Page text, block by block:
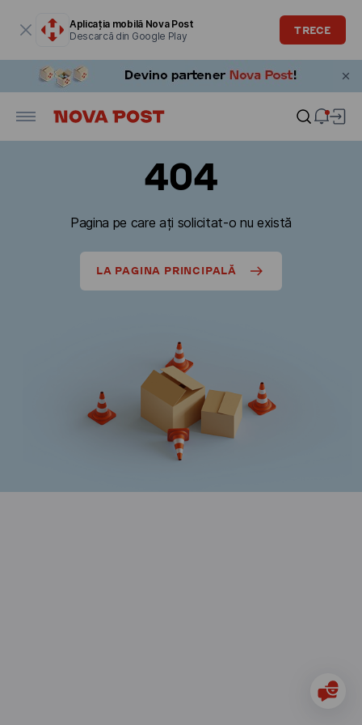
Aplicația mobilă Nova Post
Descarcă din Google Play
TRECE
404
Pagina pe care ați solicitat-o nu există
LA PAGINA PRINCIPALĂ